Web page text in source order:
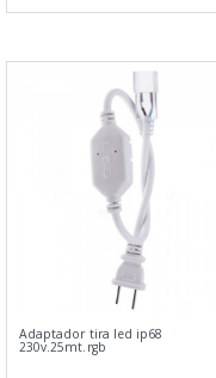
Adaptador tira led ip68
230v.25mt.rgb